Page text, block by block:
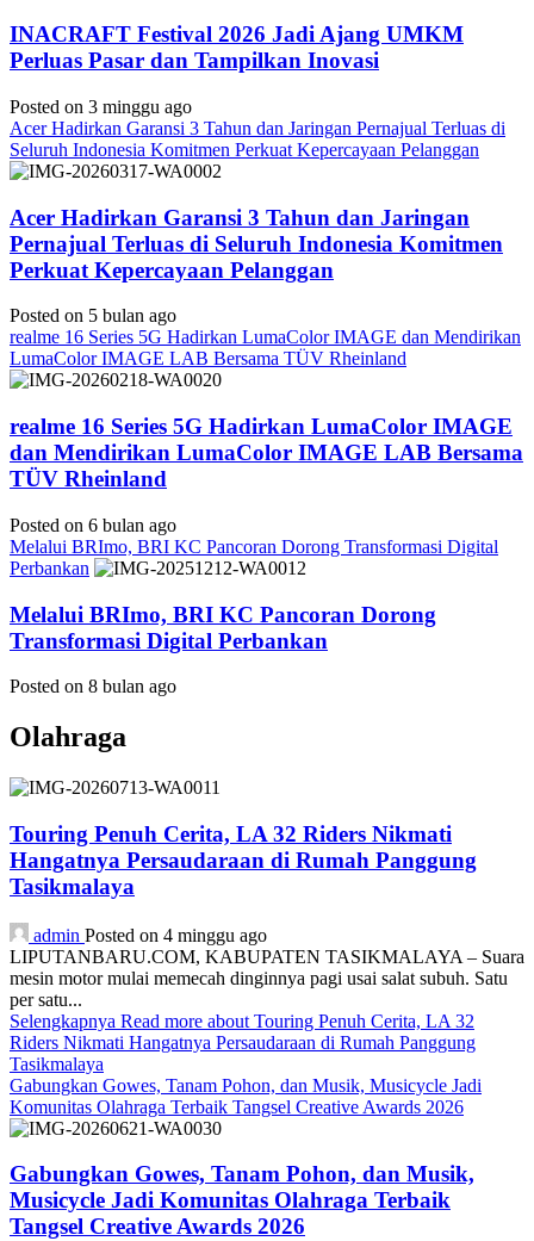
INACRAFT Festival 2026 Jadi Ajang UMKM
Perluas Pasar dan Tampilkan Inovasi
Posted on 3 minggu ago
Acer Hadirkan Garansi 3 Tahun dan Jaringan Pernajual Terluas di
Seluruh Indonesia Komitmen Perkuat Kepercayaan Pelanggan
Acer Hadirkan Garansi 3 Tahun dan Jaringan
Pernajual Terluas di Seluruh Indonesia Komitmen
Perkuat Kepercayaan Pelanggan
Posted on 5 bulan ago
realme 16 Series 5G Hadirkan LumaColor IMAGE dan Mendirikan
LumaColor IMAGE LAB Bersama TÜV Rheinland
realme 16 Series 5G Hadirkan LumaColor IMAGE
dan Mendirikan LumaColor IMAGE LAB Bersama
TÜV Rheinland
Posted on 6 bulan ago
Melalui BRImo, BRI KC Pancoran Dorong Transformasi Digital
Perbankan
Melalui BRImo, BRI KC Pancoran Dorong
Transformasi Digital Perbankan
Posted on 8 bulan ago
Olahraga
Touring Penuh Cerita, LA 32 Riders Nikmati
Hangatnya Persaudaraan di Rumah Panggung
Tasikmalaya
admin Posted on 4 minggu ago
LIPUTANBARU.COM, KABUPATEN TASIKMALAYA – Suara
mesin motor mulai memecah dinginnya pagi usai salat subuh. Satu
per satu...
Selengkapnya Read more about Touring Penuh Cerita, LA 32
Riders Nikmati Hangatnya Persaudaraan di Rumah Panggung
Tasikmalaya
Gabungkan Gowes, Tanam Pohon, dan Musik, Musicycle Jadi
Komunitas Olahraga Terbaik Tangsel Creative Awards 2026
Gabungkan Gowes, Tanam Pohon, dan Musik,
Musicycle Jadi Komunitas Olahraga Terbaik
Tangsel Creative Awards 2026